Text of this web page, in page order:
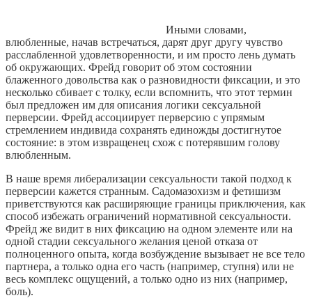
Иными словами,
влюбленные, начав встречаться, дарят друг другу чувство
расслабленной удовлетворенности, и им просто лень думать
об окружающих. Фрейд говорит об этом состоянии
блаженного довольства как о разновидности фиксации, и это
несколько сбивает с толку, если вспомнить, что этот термин
был предложен им для описания логики сексуальной
перверсии. Фрейд ассоциирует перверсию с упрямым
стремлением индивида сохранять единожды достигнутое
состояние: в этом извращенец схож с потерявшим голову
влюбленным.
В наше время либерализации сексуальности такой подход к
перверсии кажется странным. Садомазохизм и фетишизм
приветствуются как расширяющие границы приключения, как
способ избежать ограничений нормативной сексуальности.
Фрейд же видит в них фиксацию на одном элементе или на
одной стадии сексуального желания ценой отказа от
полноценного опыта, когда возбуждение вызывает не все тело
партнера, а только одна его часть (например, ступня) или не
весь комплекс ощущений, а только одно из них (например,
боль).